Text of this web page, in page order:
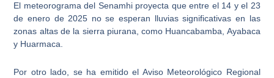
El meteorograma del Senamhi proyecta queentre el 14 y el 23
de enero de 2025 no se esperan lluvias significativas en las
zonas altas de la sierra piurana, como Huancabamba, Ayabaca
y Huarmaca.
Por otro lado, se ha emitido el Aviso Meteorológico Regional